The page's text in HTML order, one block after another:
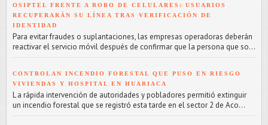
OSIPTEL FRENTE A ROBO DE CELULARES: USUARIOS
RECUPERARÁN SU LÍNEA TRAS VERIFICACIÓN DE
IDENTIDAD
Para evitar fraudes o suplantaciones, las empresas operadoras deberán
reactivar el servicio móvil después de confirmar que la persona que so...
CONTROLAN INCENDIO FORESTAL QUE PUSO EN RIESGO
VIVIENDAS Y HOSPITAL EN HUARIACA
L a rápida intervención de autoridades y pobladores permitió extinguir
un incendio forestal que se registró esta tarde en el sector 2 de Aco...